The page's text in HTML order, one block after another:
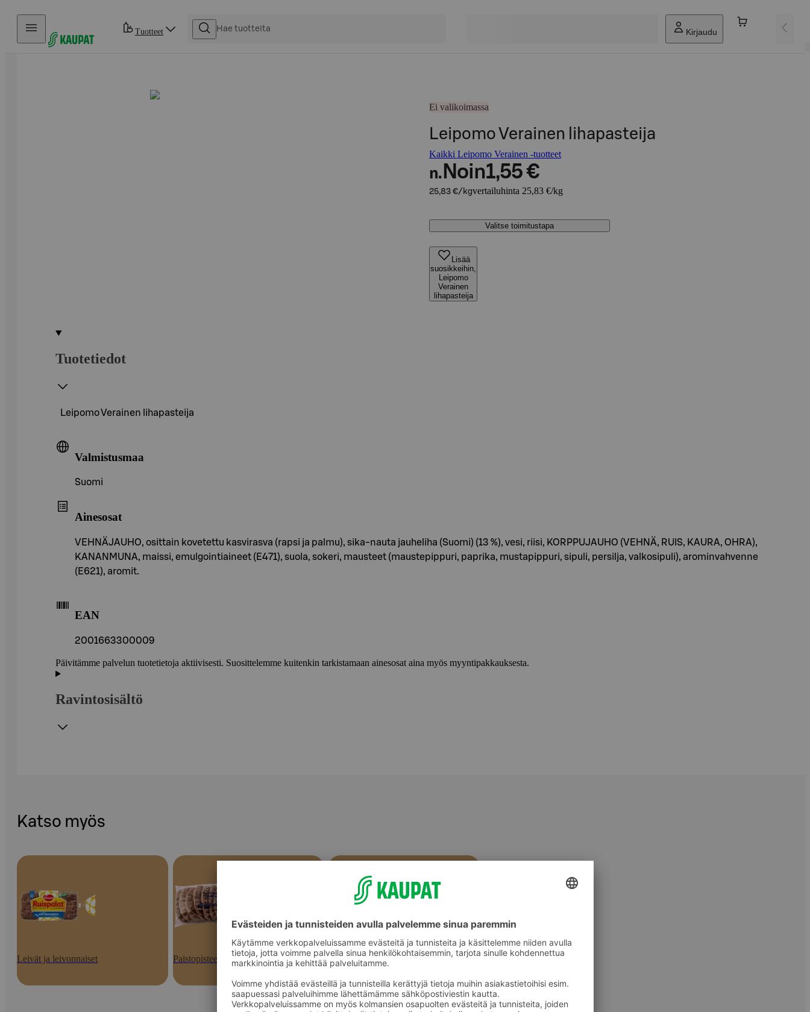
Hyppää sisältöön
Tuotteet Kirjaudu
Ei valikoimassa
Leipomo Verainen lihapasteija
Kaikki Leipomo Verainen -tuotteet
n. Noin1,55 €
25,83 €/kgvertailuhinta 25,83 €/kg
Valitse toimitustapa
Lisää
suosikkeihin,
Leipomo
Verainen
lihapasteija
Tuotetiedot
Leipomo Verainen lihapasteija
Valmistusmaa
Suomi
Ainesosat
VEHNÄJAUHO, osittain kovetettu kasvirasva (rapsi ja palmu), sika-nauta jauheliha (Suomi) (13 %), vesi, riisi, KORPPUJAUHO (VEHNÄ, RUIS, KAURA, OHRA),
KANANMUNA, maissi, emulgointiaineet (E471), suola, sokeri, mausteet (maustepippuri, paprika, mustapippuri, sipuli, persilja, valkosipuli), arominvahvenne
(E621), aromit.
EAN
2001663300009
Päivitämme palvelun tuotetietoja aktiivisesti. Suosittelemme kuitenkin tarkistamaan ainesosat aina myös myyntipakkauksesta.
Ravintosisältö
Katso myös
Leivät ja leivonnaiset Paistopisteen tuotteet Välipalatuotteet